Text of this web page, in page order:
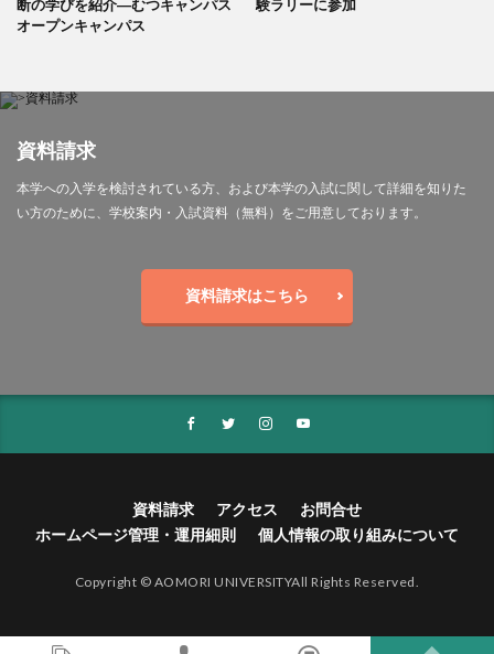
断の学びを紹介―むつキャンパス
オープンキャンパス
験ラリーに参加
資料請求
本学への入学を検討されている方、および本学の入試に関して詳細を知りた
い方のために、学校案内・入試資料（無料）をご用意しております。
資料請求はこちら
資料請求 アクセス
お問合せ
ホームページ管理・運用細則
個人情報の取り組みについて
Copyright © AOMORI UNIVERSITYAll Rights Reserved.